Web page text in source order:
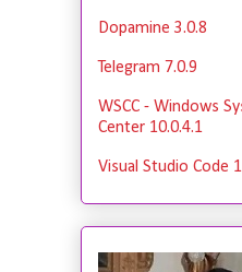
Dopamine 3.0.8
Telegram 7.0.9
WSCC - Windows
Center 10.0.4.1
Visual Studio Code